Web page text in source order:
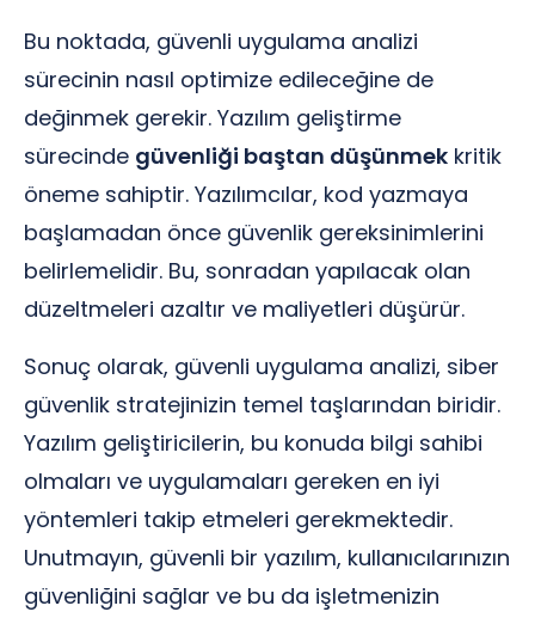
Bu noktada, güvenli uygulama analizi
sürecinin nasıl optimize edileceğine de
değinmek gerekir. Yazılım geliştirme
sürecinde güvenliği baştan düşünmek kritik
öneme sahiptir. Yazılımcılar, kod yazmaya
başlamadan önce güvenlik gereksinimlerini
belirlemelidir. Bu, sonradan yapılacak olan
düzeltmeleri azaltır ve maliyetleri düşürür.
Sonuç olarak, güvenli uygulama analizi, siber
güvenlik stratejinizin temel taşlarından biridir.
Yazılım geliştiricilerin, bu konuda bilgi sahibi
olmaları ve uygulamaları gereken en iyi
yöntemleri takip etmeleri gerekmektedir.
Unutmayın, güvenli bir yazılım, kullanıcılarınızın
güvenliğini sağlar ve bu da işletmenizin